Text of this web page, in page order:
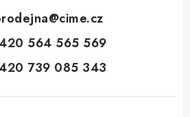
@cime.cz
564 565 569
739 085 343